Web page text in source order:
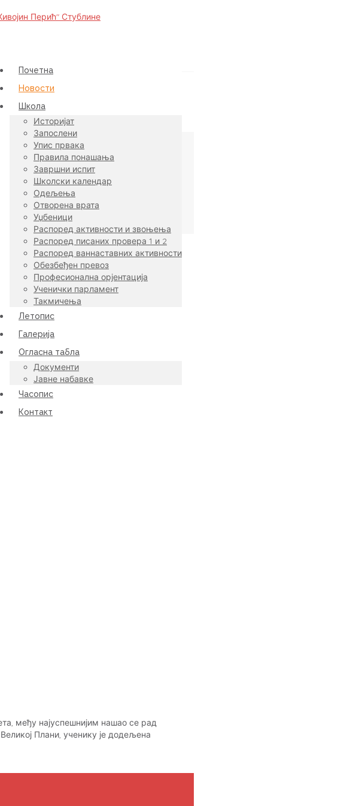
Почетна
Новости
Школа
Историјат
Запослени
Упис првака
Правила понашања
Завршни испит
Школски календар
Одељења
Отворена врата
Уџбеници
Распоред активности и звоњења
Распоред писаних провера 1 и 2
Распоред ваннаставних активности
Обезбеђен превоз
Професионална орјентација
Ученички парламент
Такмичења
Летопис
Галерија
Огласна табла
Документи
Јавне набавке
Часопис
Контакт
међу најуспешнијим нашао се рад
Плани, ученику је додељена